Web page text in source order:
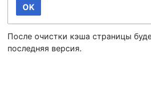
OK
После очистки кэша страницы
последняя версия.